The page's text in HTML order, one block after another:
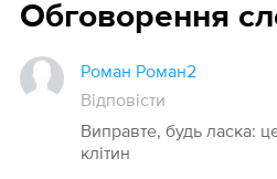
Обговорення
Роман Роман2
Відповісти
Виправте, будь ласка:
клітин